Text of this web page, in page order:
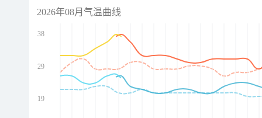
2026年08月气温曲线
38
29
19